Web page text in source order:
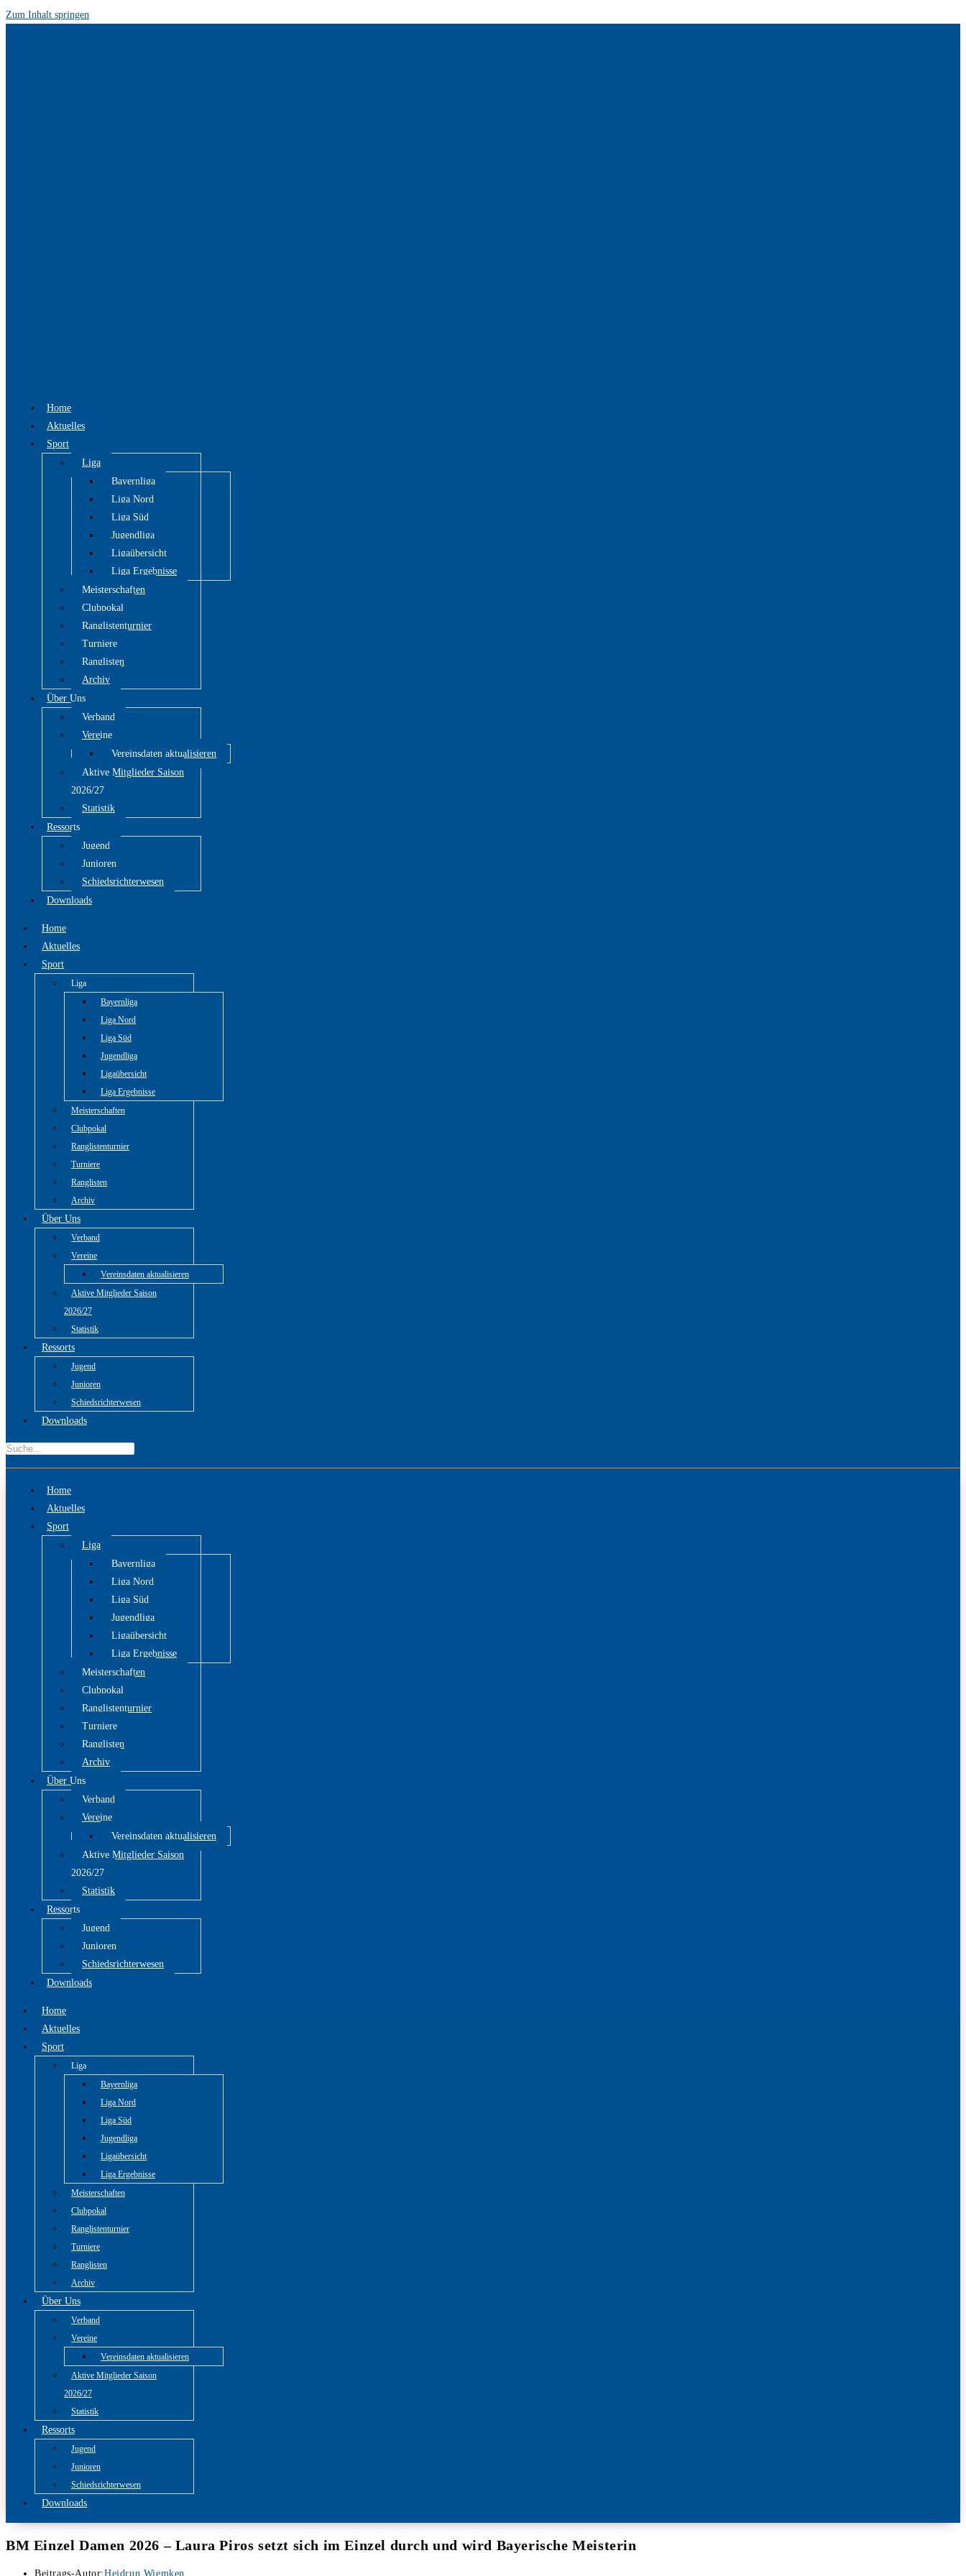
Zum Inhalt springen
Home
Aktuelles
Sport
Liga
Bayernliga
Liga Nord
Liga Süd
Jugendliga
Ligaübersicht
Liga Ergebnisse
Meisterschaften
Clubpokal
Ranglistenturnier
Turniere
Ranglisten
Archiv
Über Uns
Verband
Vereine
Vereinsdaten aktualisieren
Aktive Mitglieder Saison
2026/27
Statistik
Ressorts
Jugend
Junioren
Schiedsrichterwesen
Downloads
Home
Aktuelles
Sport
Liga
Bayernliga
Liga Nord
Liga Süd
Jugendliga
Ligaübersicht
Liga Ergebnisse
Meisterschaften
Clubpokal
Ranglistenturnier
Turniere
Ranglisten
Archiv
Über Uns
Verband
Vereine
Vereinsdaten aktualisieren
Aktive Mitglieder Saison
2026/27
Statistik
Ressorts
Jugend
Junioren
Schiedsrichterwesen
Downloads
Home
Aktuelles
Sport
Liga
Bayernliga
Liga Nord
Liga Süd
Jugendliga
Ligaübersicht
Liga Ergebnisse
Meisterschaften
Clubpokal
Ranglistenturnier
Turniere
Ranglisten
Archiv
Über Uns
Verband
Vereine
Vereinsdaten aktualisieren
Aktive Mitglieder Saison
2026/27
Statistik
Ressorts
Jugend
Junioren
Schiedsrichterwesen
Downloads
Home
Aktuelles
Sport
Liga
Bayernliga
Liga Nord
Liga Süd
Jugendliga
Ligaübersicht
Liga Ergebnisse
Meisterschaften
Clubpokal
Ranglistenturnier
Turniere
Ranglisten
Archiv
Über Uns
Verband
Vereine
Vereinsdaten aktualisieren
Aktive Mitglieder Saison
2026/27
Statistik
Ressorts
Jugend
Junioren
Schiedsrichterwesen
Downloads
BM Einzel Damen 2026 – Laura Piros setzt sich im Einzel durch und wird Bayerische Meisterin
Beitrags-Autor:Heidrun Wiemken